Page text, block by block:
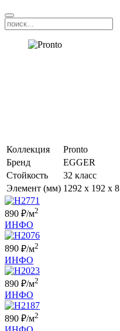
Коллекция
Pronto
Бренд
EGGER
Стойкость
32 класс
Элемент (мм) 1292 x 192 x 8
890 ₽/м2
ИНФО
890 ₽/м2
ИНФО
890 ₽/м2
ИНФО
890 ₽/м2